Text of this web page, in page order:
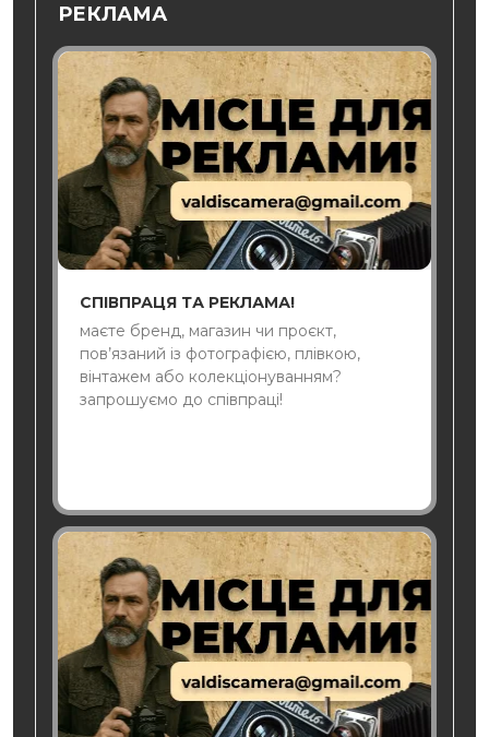
РЕКЛАМА
СПІВПРАЦЯ ТА РЕКЛАМА!
маєте бренд, магазин чи проєкт,
пов’язаний із фотографією, плівкою,
вінтажем або колекціонуванням?
запрошуємо до співпраці!